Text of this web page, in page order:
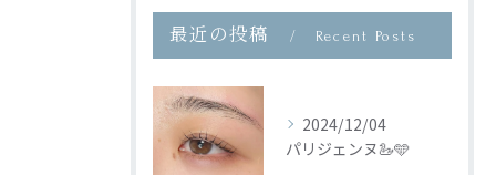
最近の投稿 Recent Posts
2024/12/04
パリジェンヌ🦢🩵